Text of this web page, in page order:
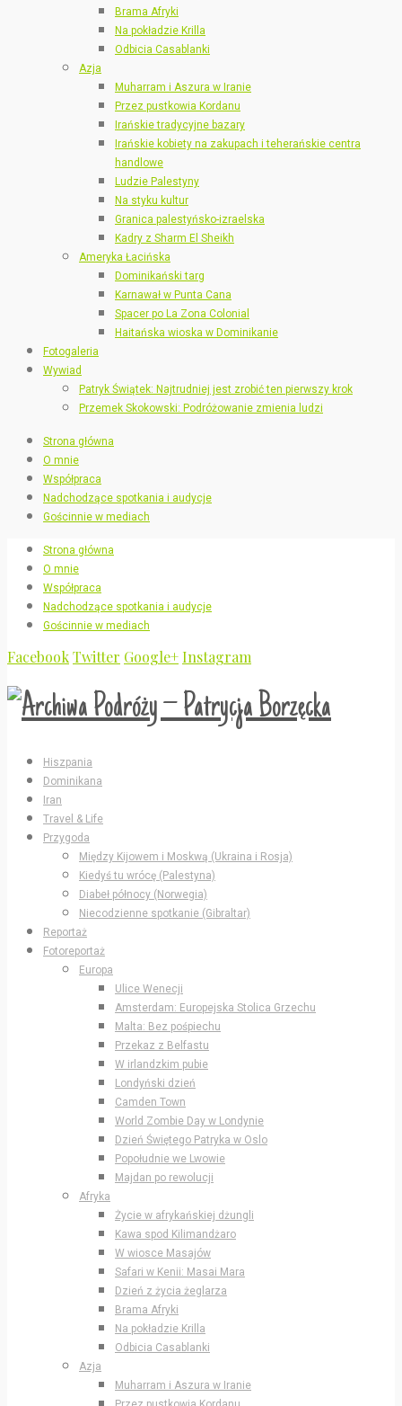
Brama Afryki
Na pokładzie Krilla
Odbicia Casablanki
Azja
Muharram i Aszura w Iranie
Przez pustkowia Kordanu
Irańskie tradycyjne bazary
Irańskie kobiety na zakupach i teherańskie centra
handlowe
Ludzie Palestyny
Na styku kultur
Granica palestyńsko-izraelska
Kadry z Sharm El Sheikh
Ameryka Łacińska
Dominikański targ
Karnawał w Punta Cana
Spacer po La Zona Colonial
Haitańska wioska w Dominikanie
Fotogaleria
Wywiad
Patryk Świątek: Najtrudniej jest zrobić ten pierwszy krok
Przemek Skokowski: Podróżowanie zmienia ludzi
Strona główna
O mnie
Współpraca
Nadchodzące spotkania i audycje
Gościnnie w mediach
Strona główna
O mnie
Współpraca
Nadchodzące spotkania i audycje
Gościnnie w mediach
FacebookTwitter Google+Instagram
Hiszpania
Dominikana
Iran
Travel & Life
Przygoda
Między Kijowem i Moskwą (Ukraina i Rosja)
Kiedyś tu wrócę (Palestyna)
Diabeł północy (Norwegia)
Niecodzienne spotkanie (Gibraltar)
Reportaż
Fotoreportaż
Europa
Ulice Wenecji
Amsterdam: Europejska Stolica Grzechu
Malta: Bez pośpiechu
Przekaz z Belfastu
W irlandzkim pubie
Londyński dzień
Camden Town
World Zombie Day w Londynie
Dzień Świętego Patryka w Oslo
Popołudnie we Lwowie
Majdan po rewolucji
Afryka
Życie w afrykańskiej dżungli
Kawa spod Kilimandżaro
W wiosce Masajów
Safari w Kenii: Masai Mara
Dzień z życia żeglarza
Brama Afryki
Na pokładzie Krilla
Odbicia Casablanki
Azja
Muharram i Aszura w Iranie